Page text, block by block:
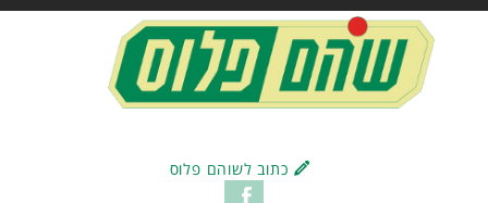
כתוב לשוהם פלוס